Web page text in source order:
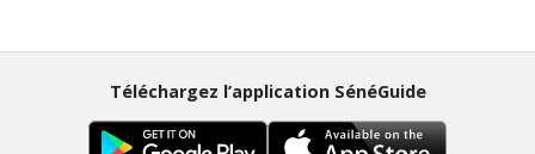
Téléchargez l’application SénéGuide